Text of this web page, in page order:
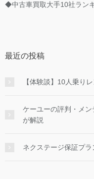
◆中古車買取大手10社ラン
最近の投稿
【体験談】10人乗り
ケーユーの評判・メ
が解説
ネクステージ保証プ